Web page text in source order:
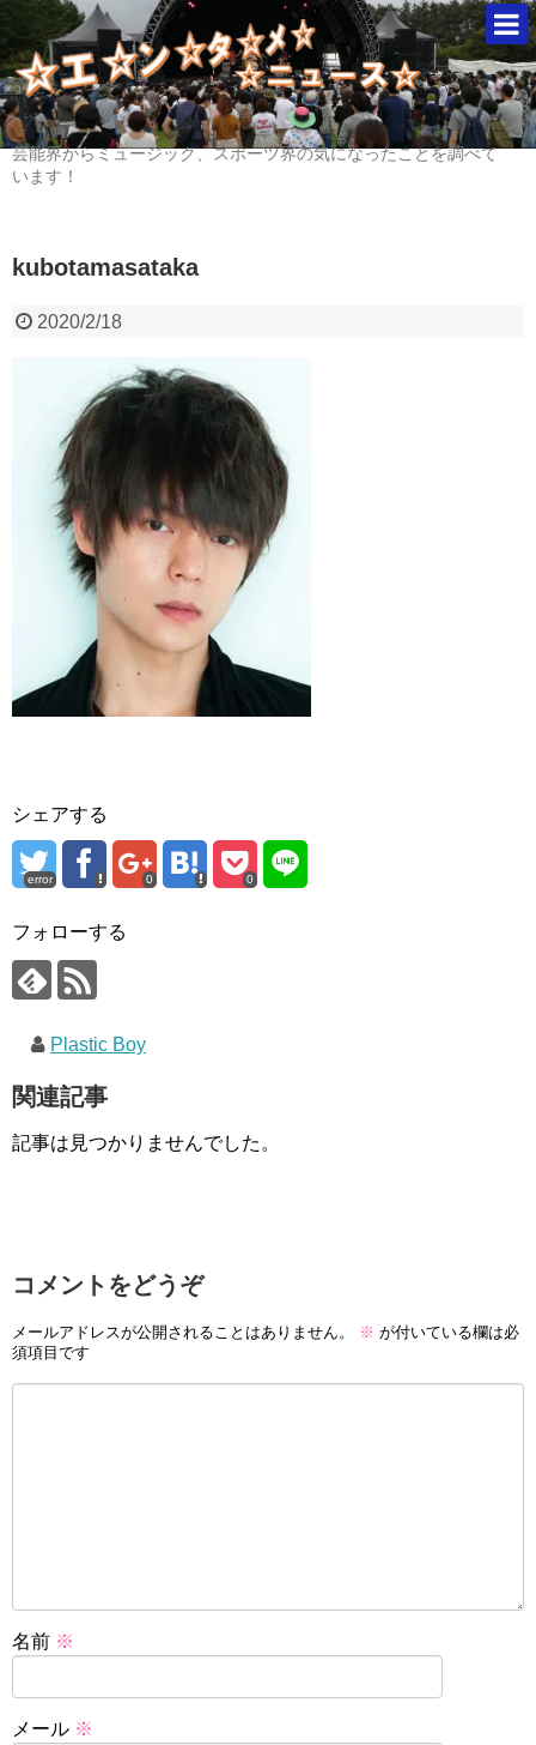
芸能界からミュージック、スポーツ界の気になったことを調べて
います！
kubotamasataka
2020/2/18
シェアする
error 0 0
フォローする
Plastic Boy
関連記事
記事は見つかりませんでした。
コメントをどうぞ
メールアドレスが公開されることはありません。 ※ が付いている欄は必
須項目です
名前 ※
メール ※